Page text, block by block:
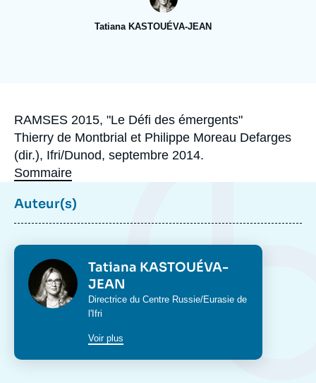
Tatiana KASTOUÉVA-JEAN
Accroche
RAMSES 2015, "Le Défi des émergents"
Thierry de Montbrial et Philippe Moreau Defarges
(dir.), Ifri/Dunod, septembre 2014.
Sommaire
Auteur(s)
Photo
Tatiana KASTOUÉVA-
JEAN
Intitulé
du
Directrice du Centre Russie/Eurasie de
l'Ifri
Voir plus